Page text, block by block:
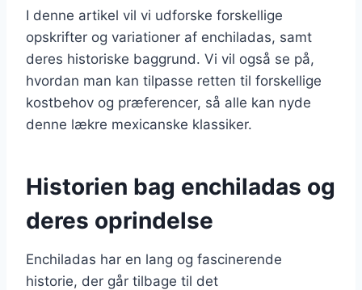
I denne artikel vil vi udforske forskellige
opskrifter og variationer af enchiladas, samt
deres historiske baggrund. Vi vil også se på,
hvordan man kan tilpasse retten til forskellige
kostbehov og præferencer, så alle kan nyde
denne lækre mexicanske klassiker.
Historien bag enchiladas og
deres oprindelse
Enchiladas har en lang og fascinerende
historie, der går tilbage til det